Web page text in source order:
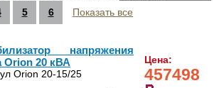
5 6 Показать все
Цена:
457498
напряжения
Orion 20 кВА
Orion 20-15/25